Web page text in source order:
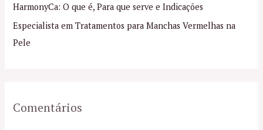
p
o
r
HarmonyCa: O que é, Para que serve e Indicações
Especialista em Tratamentos para Manchas Vermelhas na
Pele
Comentários